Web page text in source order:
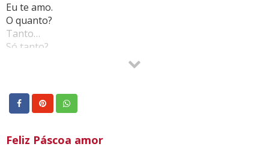
Eu te amo.
O quanto?
Tanto…
Só tanto?
É tanto que nem sei o quanto.
Feliz Páscoa amor